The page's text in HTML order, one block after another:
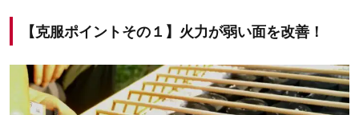
【克服ポイントその１】火力が弱い面を改善！